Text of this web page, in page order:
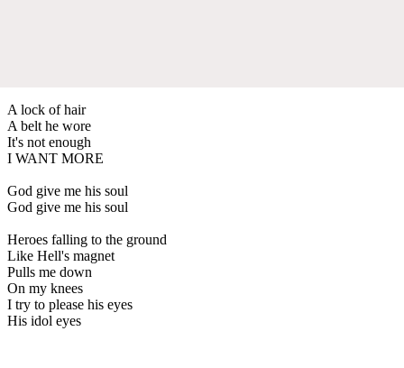
A lock of hair
A belt he wore
It's not enough
I WANT MORE
God give me his soul
God give me his soul
Heroes falling to the ground
Like Hell's magnet
Pulls me down
On my knees
I try to please his eyes
His idol eyes